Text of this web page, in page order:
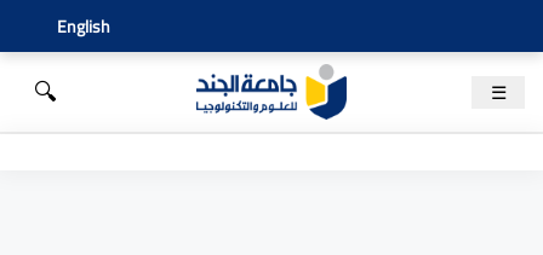
English
☰
🔍